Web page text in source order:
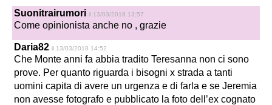
Suonitrairumori il 13/03/2018 13:57
Come opinionista anche no , grazie
Daria82 il 13/03/2018 14:52
Che Monte anni fa abbia tradito Teresanna non ci sono
prove. Per quanto riguarda i bisogni x strada a tanti
uomini capita di avere un urgenza e di farla e se Jeremia
non avesse fotografo e pubblicato la foto dell’ex cognato